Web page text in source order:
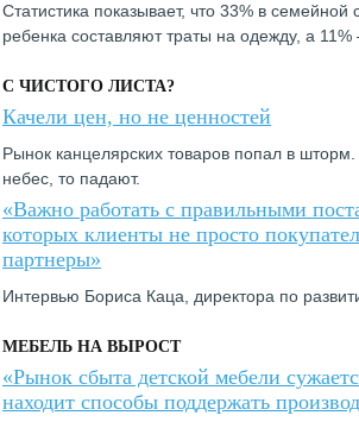
Статистика показывает, что 33% в семейной
ребенка составляют траты на одежду, а 11%
С ЧИСТОГО ЛИСТА?
Качели цен, но не ценностей
Рынок канцелярских товаров попал в
небес, то падают.
«Важно работать с правильными
которых клиенты не просто
партнеры»
Интервью Бориса Каца, директора по
МЕБЕЛЬ НА ВЫРОСТ
«Рынок сбыта детской мебели
находит способы поддержать